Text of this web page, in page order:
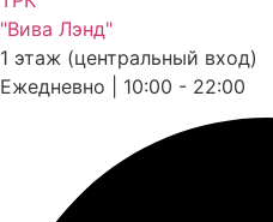
"Вива Лэнд"
1 этаж (центральный вход)
Ежедневно | 10:00 - 22:00